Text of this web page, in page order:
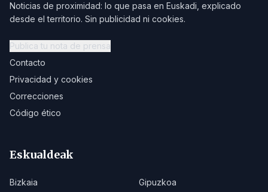
Noticias de proximidad: lo que pasa en Euskadi, explicado
desde el territorio. Sin publicidad ni cookies.
Publica tu nota de prensa
Contacto
Privacidad y cookies
Correcciones
Código ético
Eskualdeak
Bizkaia
Gipuzkoa